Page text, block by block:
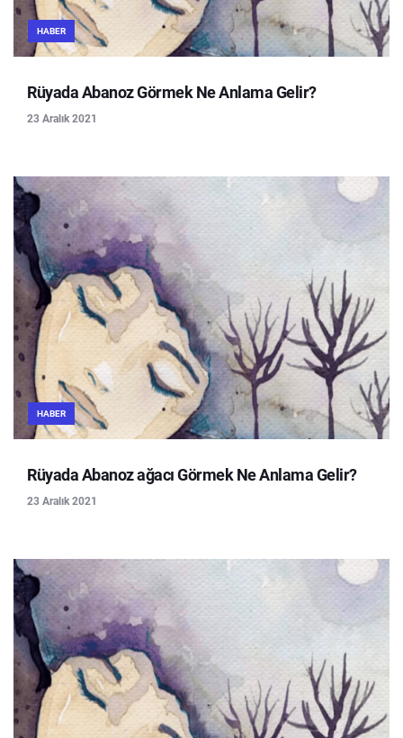
HABER
Rüyada Abanoz Görmek Ne Anlama Gelir?
23 Aralık 2021
HABER
Rüyada Abanoz ağacı Görmek Ne Anlama Gelir?
23 Aralık 2021